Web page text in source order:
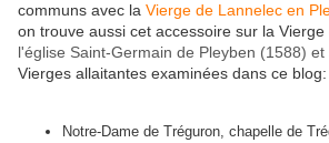
communs avec la Vierge de Lannelec en
on trouve aussi cet accessoire sur la Vierge
l'église Saint-Germain de Pleyben (1588) et
Vierges allaitantes examinées dans ce blog:
Notre-Dame de Tréguron, chapelle de